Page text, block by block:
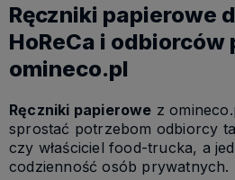
Ręczniki papierowe
HoReCa i
omineco.pl
Ręczniki papierowe z
sprostać potrzebom odbiorcy
czy właściciel food-trucka, a
codzienność osób